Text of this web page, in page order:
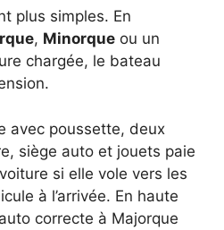
plus simples. En
, Minorque ou un
chargée, le bateau
avec poussette, deux
siège auto et jouets paie
si elle vole vers les
à l’arrivée. En haute
correcte à Majorque